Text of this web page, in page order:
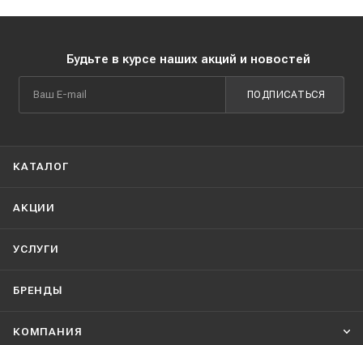
Будьте в курсе наших акций и новостей
ПОДПИСАТЬСЯ
КАТАЛОГ
АКЦИИ
УСЛУГИ
БРЕНДЫ
КОМПАНИЯ